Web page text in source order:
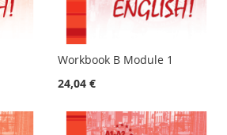
Workbook B Module 1
24,04 €